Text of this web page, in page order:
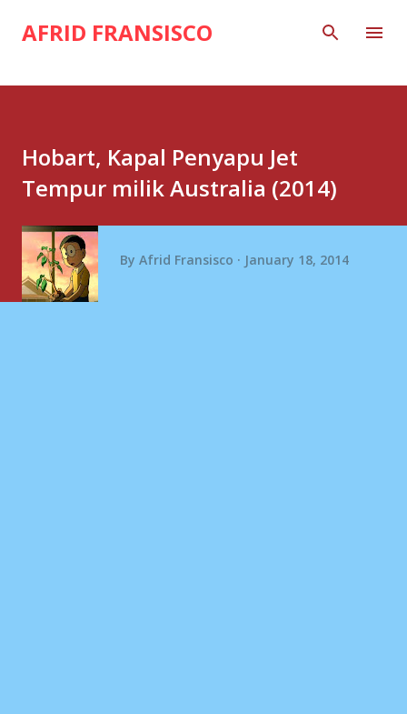
Skip to main content
AFRID FRANSISCO
Hobart, Kapal Penyapu Jet
Tempur milik Australia (2014)
By Afrid Fransisco January 18, 2014